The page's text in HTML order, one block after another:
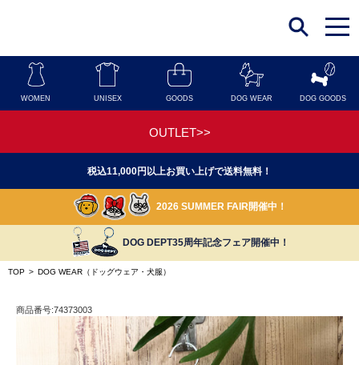
t
o
g
n
a
o
WOMEN UNISEX GOODS DOG WEAR DOG GOODS
OUTLET>>
税込11,000円以上お買い上げで送料無料！
2026 SUMMER FAIR開催中！
DOG DEPT35周年記念フェア開催中！
TOP > DOG WEAR（ドッグウェア・犬服）
商品番号:74373003